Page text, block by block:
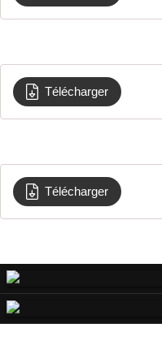
Télécharger
Télécharger